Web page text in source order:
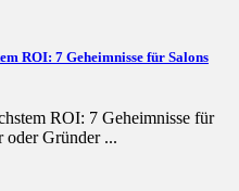
ROI: 7 Geheimnisse für Salons
ROI: 7 Geheimnisse für
oder Gründer ...